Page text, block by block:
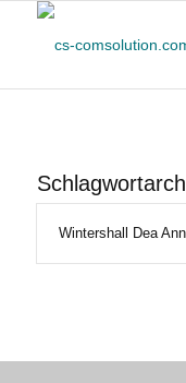
Wintershall Dea